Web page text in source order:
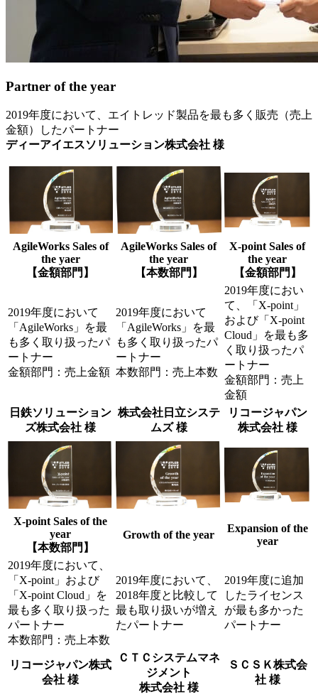
Partner of the year
2019年度において、エイトレッド製品を最も多く販売（売上
金額）したパートナー
ディーアイエスソリューション株式会社 様
AgileWorks Sales of
the yaer
【金額部門】
AgileWorks Sales of
the year
【本数部門】
X-point Sales of
the year
【金額部門】
2019年度において
「AgileWorks」を最
も多く取り扱ったパ
ートナー
金額部門：売上金額
2019年度において
「AgileWorks」を最
も多く取り扱ったパ
ートナー
本数部門：売上本数
2019年度におい
て、「X-point」
および「X-point
Cloud」を最も多
く取り扱ったパ
ートナー
金額部門：売上
金額
日鉄ソリューション
ズ株式会社 様
株式会社日立システ
ムズ 様
リコージャパン
株式会社 様
X-point Sales of the
year
【本数部門】
Growth of the year
Expansion of the
year
2019年度において、
「X-point」および
「X-point Cloud」を
最も多く取り扱った
パートナー
本数部門：売上本数
2019年度において、
2018年度と比較して
最も取り扱いが増え
たパートナー
2019年度に追加
したライセンス
が最も多かった
パートナー
リコージャパン株式
会社 様
ＣＴＣシステムマネ
ジメント
株式会社 様
ＳＣＳＫ株式会
社 様